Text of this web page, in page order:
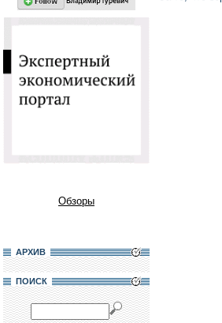
Обзоры
АРХИВ
ПОИСК